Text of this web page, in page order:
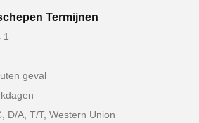
Termijnen
1
geval
D/A, T/T, Western Union